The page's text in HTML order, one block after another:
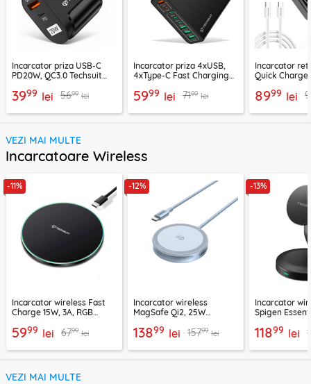
Incarcator priza USB-C
PD20W, QC3.0 Techsuit
CHPD038
3999 lei 5699 lei
Incarcator priza 4xUSB,
4xType-C Fast Charging
negru, CHPD224
5999 lei 7199 lei
Incarcator
Quick Charge
CHC2
8999 lei
VEZI MAI MULTE
Incarcatoare Wireless
-11%
Incarcator wireless Fast
Charge 15W, 3A, RGB
CHWR031
5999 lei 6799 lei
-12%
Incarcator wireless
MagSafe Qi2, 25W
13899 lei 15799 lei
-13%
Incarcator
Spigen
11899 lei
VEZI MAI MULTE